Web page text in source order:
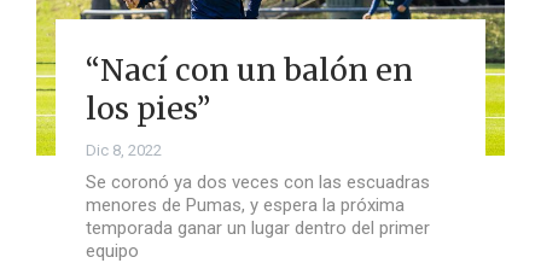
“Nací con un balón en
los pies”
Dic 8, 2022
Se coronó ya dos veces con las escuadras
menores de Pumas, y espera la próxima
temporada ganar un lugar dentro del primer
equipo